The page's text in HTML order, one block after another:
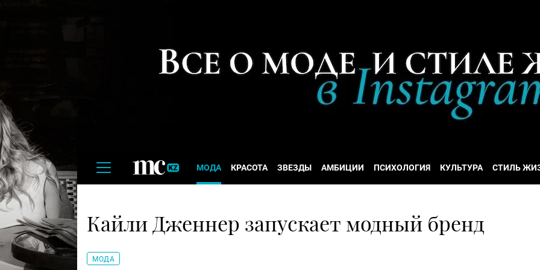
МОДА КРАСОТА ЗВЕЗДЫ АМБИЦИИ ПСИХОЛОГИЯ КУЛЬТУРА СТИЛЬ
Кайли Дженнер запускает модный бренд
МОДА